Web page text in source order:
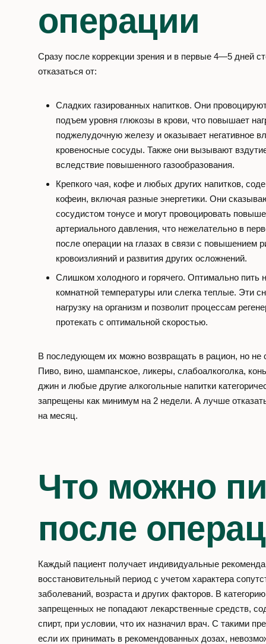
операции
Сразу после коррекции зрения и в первые 4—5 дней
отказаться от:
Сладких газированных напитков. Они
подъем уровня глюкозы в крови, что повышает
поджелудочную железу и оказывает негативное
кровеносные сосуды. Также они вызывают
вследствие повышенного газообразования.
Крепкого чая, кофе и любых других напитков,
кофеин, включая разные энергетики. Они
сосудистом тонусе и могут провоцировать
артериального давления, что нежелательно в
после операции на глазах в связи с повышением
кровоизлияний и развития других осложнений.
Слишком холодного и горячего. Оптимально пить
комнатной температуры или слегка теплые. Эти
нагрузку на организм и позволит процессам
протекать с оптимальной скоростью.
В последующем их можно возвращать в рацион, но не
Пиво, вино, шампанское, ликеры, слабоалкоголка,
джин и любые другие алкогольные напитки
запрещены как минимум на 2 недели. А лучше
на месяц.
Что можно
после
Каждый пациент получает индивидуальные
восстановительный период с учетом характера
заболеваний, возраста и других факторов. В категорию
запрещенных не попадают лекарственные средств,
спирт, при условии, что их назначил врач. С такими
если их принимать в рекомендованных дозах,